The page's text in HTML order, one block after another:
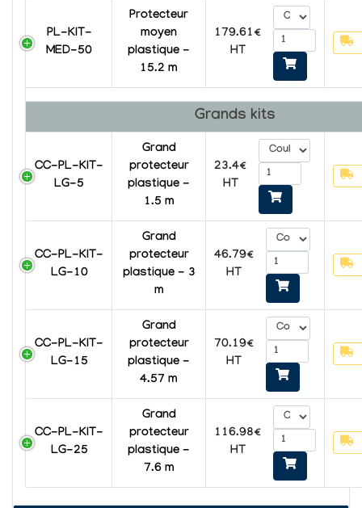
PL-KIT-
MED-50
Protecteur
moyen
plastique -
15.2 m
179.61€
HT
Grands kits
CC-PL-KIT-
LG-5
Grand
protecteur
plastique -
1.5 m
23.4€
HT
CC-PL-KIT-
LG-10
Grand
protecteur
plastique - 3
m
46.79€
HT
CC-PL-KIT-
LG-15
Grand
protecteur
plastique -
4.57 m
70.19€
HT
CC-PL-KIT-
LG-25
Grand
protecteur
plastique -
7.6 m
116.98€
HT